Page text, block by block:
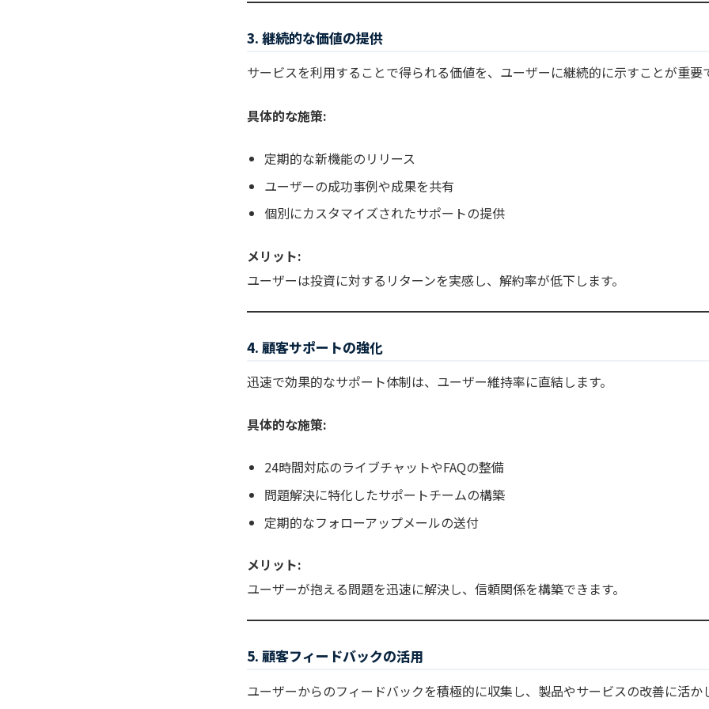
3. 継続的な価値の提供
サービスを利用することで得られる価値を、ユーザーに継続的に示すことが重要
具体的な施策:
定期的な新機能のリリース
ユーザーの成功事例や成果を共有
個別にカスタマイズされたサポートの提供
メリット:
ユーザーは投資に対するリターンを実感し、解約率が低下します。
4. 顧客サポートの強化
迅速で効果的なサポート体制は、ユーザー維持率に直結します。
具体的な施策:
24時間対応のライブチャットやFAQの整備
問題解決に特化したサポートチームの構築
定期的なフォローアップメールの送付
メリット:
ユーザーが抱える問題を迅速に解決し、信頼関係を構築できます。
5. 顧客フィードバックの活用
ユーザーからのフィードバックを積極的に収集し、製品やサービスの改善に活か